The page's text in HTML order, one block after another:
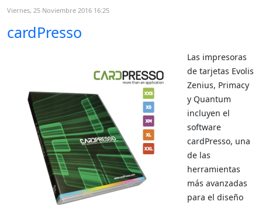
Viernes, 25 Noviembre 2016 16:25
cardPresso
Las impresoras
de tarjetas Evolis
Zenius, Primacy
y Quantum
incluyen el
software
cardPresso, una
de las
herramientas
más avanzadas
para el diseño